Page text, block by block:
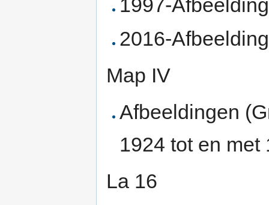
1997-
2016-
Map IV
Afbeeldingen
1924 tot en met
La 16